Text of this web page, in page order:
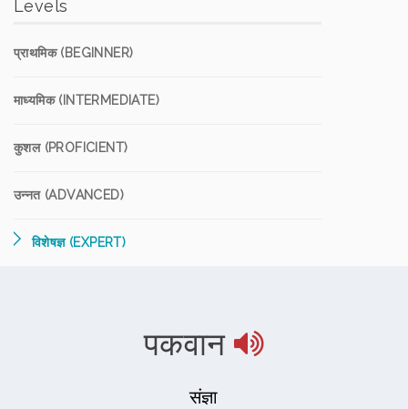
Levels
प्राथमिक (BEGINNER)
माध्यमिक (INTERMEDIATE)
कुशल (PROFICIENT)
उन्नत (ADVANCED)
विशेषज्ञ (EXPERT)
पकवान
संज्ञा